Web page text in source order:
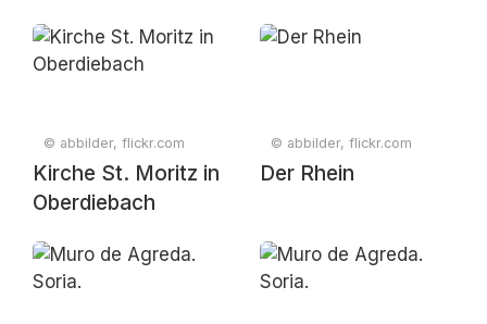
© abbilder, flickr.com
Kirche St. Moritz in
Oberdiebach
© abbilder, flickr.com
Der Rhein